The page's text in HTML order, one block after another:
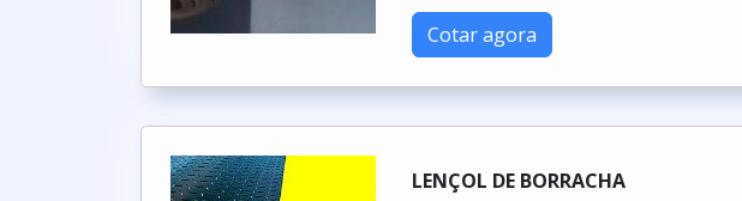
Cotar agora
LENÇOL DE BORRACHA